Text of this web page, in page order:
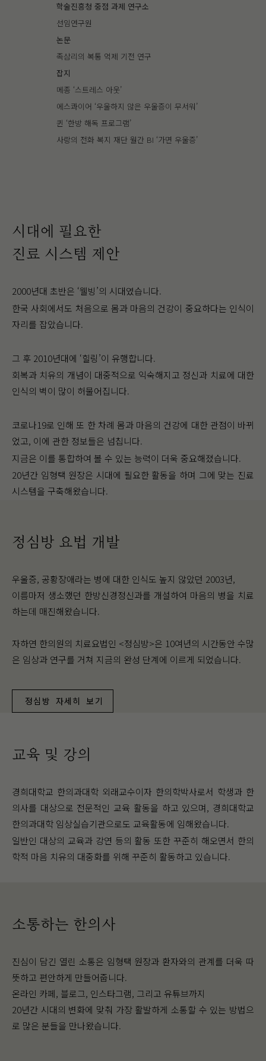
학술진흥청 중점 과제 연구소
선임연구원
논문
족삼리의 복통 억제 기전 연구
잡지
메종 ‘스트레스 아웃’
에스콰이어 ‘우울하지 않은 우울증이 무서워’
퀸 ‘한방 해독 프로그램’
사랑의 전화 복지 재단 월간 BI ‘가면 우울증’
시대에 필요한
진료 시스템 제안
2000년대 초반은 ‘웰빙’의 시대였습니다.
한국 사회에서도 처음으로 몸과 마음의 건강이 중요하다는 인식이
자리를 잡았습니다.
그 후 2010년대에 ‘힐링’이 유행합니다.
회복과 치유의 개념이 대중적으로 익숙해지고 정신과 치료에 대한
인식의 벽이 많이 허물어집니다.
코로나19로 인해 또 한 차례 몸과 마음의 건강에 대한 관점이 바뀌
었고, 이에 관한 정보들은 넘칩니다.
지금은 이를 통합하여 볼 수 있는 능력이 더욱 중요해졌습니다.
20년간 임형택 원장은 시대에 필요한 활동을 하며 그에 맞는 진료
시스템을 구축해왔습니다.
정심방 요법 개발
우울증, 공황장애라는 병에 대한 인식도 높지 않았던 2003년,
이름마저 생소했던 한방신경정신과를 개설하여 마음의 병을 치료
하는데 매진해왔습니다.
자하연 한의원의 치료요법인 <정심방>은 10여년의 시간동안 수많
은 임상과 연구를 거쳐 지금의 완성 단계에 이르게 되었습니다.
정심방 자세히 보기
교육 및 강의
경희대학교 한의과대학 외래교수이자 한의학박사로서 학생과 한
의사를 대상으로 전문적인 교육 활동을 하고 있으며, 경희대학교
한의과대학 임상실습기관으로도 교육활동에 임해왔습니다.
일반인 대상의 교육과 강연 등의 활동 또한 꾸준히 해오면서 한의
학적 마음 치유의 대중화를 위해 꾸준히 활동하고 있습니다.
소통하는 한의사
진심이 담긴 열린 소통은 임형택 원장과 환자와의 관계를 더욱 따
뜻하고 편안하게 만들어줍니다.
온라인 카페, 블로그, 인스타그램, 그리고 유튜브까지
20년간 시대의 변화에 맞춰 가장 활발하게 소통할 수 있는 방법으
로 많은 분들을 만나왔습니다.